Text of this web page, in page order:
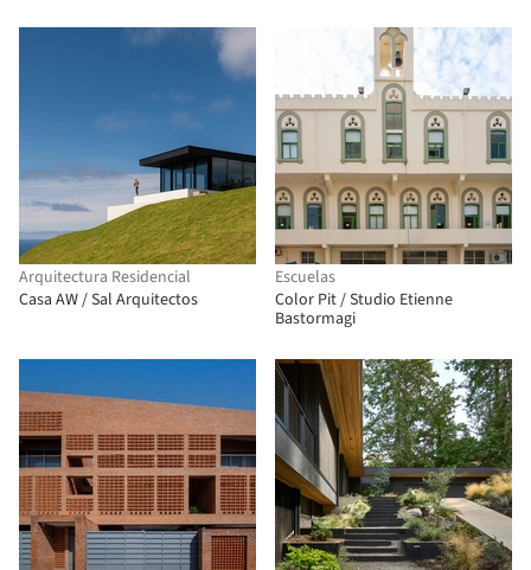
Arquitectura Residencial
Casa AW / Sal Arquitectos
Escuelas
Color Pit / Studio Etienne
Bastormagi